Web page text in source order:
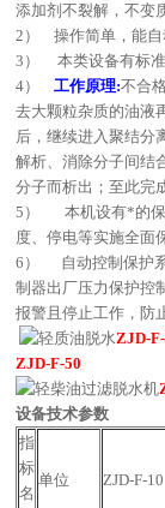
添加剂不裂解，不变
2） 操作简单，能自
3） 本类设备有标准
4）
工作原理:不合
去大颗粒杂质的油液
后，继续进入聚结分
解析、消除分子间结
分子而析出；至此完
5） 本机设有*的保
度、停电等实施全面
6） 自动控制保护系
制器出厂压力保护控
报警且停止工作，防
ZJD-
ZJD-F-50
设备技术参数
指
标
名
单位 ZJD-F-10